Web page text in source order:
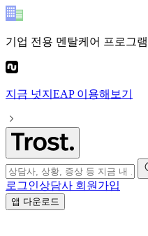
기업 전용 멘탈케어 프로그램
지금 넛지EAP이용해보기
로그인상담사 회원가입
앱 다운로드